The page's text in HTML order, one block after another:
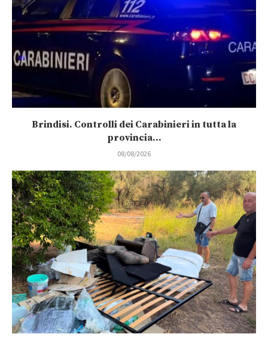
Brindisi. Controlli dei Carabinieri in tutta la
provincia...
08/08/2026